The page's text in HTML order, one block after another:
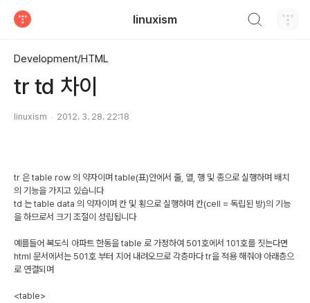
linuxism
Development/HTML
tr td 차이
linuxism 2012. 3. 28. 22:18
tr 은 table row 의 약자이며 table(표)안에서 줄, 열, 행 및 종으로 실행하며 배치
의 기능을 가지고 있습니다
td 는 table data 의 약자이며 칸 및 횡으로 실행하며 칸(cell = 독립된 방)의 기능
을 하므로서 크기 조절이 성립됩니다
예를들어 복도식 아파트 한동을 table 로 가정하여 501호에서 101호를 짓는다면
html 문서에서는 501호 부터 지어 내려오므로 각층마다 tr을 적용 해줘야 아래층으
로 연결되며
<table>